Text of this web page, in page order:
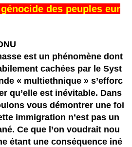
des peuples eur
est un phénomène dont
cachées par le Syst
« multiethnique » s’efforc
qu’elle est inévitable. Dans
vous démontrer une foi
immigration n’est pas un
Ce que l’on voudrait nou
étant une conséquence iné